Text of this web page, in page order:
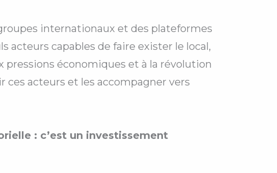
internationaux et des plateformes
acteurs capables de faire exister le local,
économiques et à la révolution
ces acteurs et les accompagner vers
: c’est un investissement